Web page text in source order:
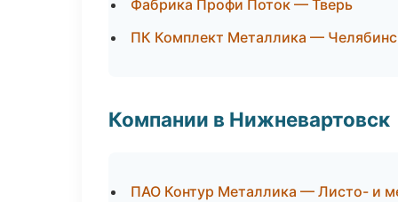
Фабрика Профи Поток — Тверь
ПК Комплект Металлика —
Компании в Нижневартовск
ПАО Контур Металлика — Листо- и